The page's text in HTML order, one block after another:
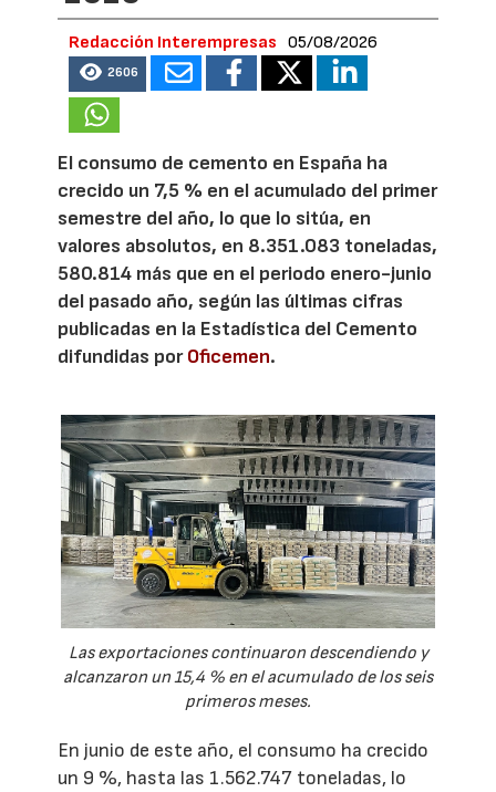
Redacción Interempresas 05/08/2026
2606
El consumo de cemento en España ha
crecido un 7,5 % en el acumulado del primer
semestre del año, lo que lo sitúa, en
valores absolutos, en 8.351.083 toneladas,
580.814 más que en el periodo enero-junio
del pasado año, según las últimas cifras
publicadas en la Estadística del Cemento
difundidas porOficemen.
Las exportaciones continuaron descendiendo y
alcanzaron un 15,4 % en el acumulado de los seis
primeros meses.
En junio de este año, el consumo ha crecido
un 9 %, hasta las 1.562.747 toneladas, lo